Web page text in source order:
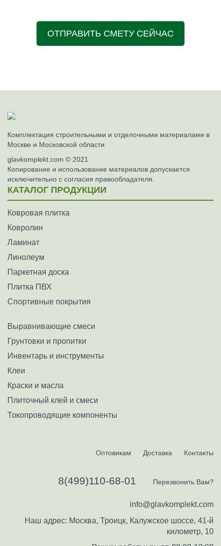
ОТПРАВИТЬ СМЕТУ СЕЙЧАС
Комплектация строительными и отделочными материалами в
Москве и Московской области
glavkomplekt.com © 2021
Копирование и использование материалов допускается
исключительно с согласия правообладателя.
КАТАЛОГ ПРОДУКЦИИ
Ковровая плитка
Ковролин
Ламинат
Линолеум
Паркетная доска
Плитка ПВХ
Спортивные покрытия
Выравнивающие смеси
Грунтовки и пропитки
Инвентарь и инструменты
Клеи
Краски и масла
Плиточный клей и смеси
Токопроводящие компоненты
Оптовикам Доставка Контакты
8(499)110-68-01 Перезвонить Вам?
info@glavkomplekt.com
Наш адрес: Москва, Троицк, Калужское шоссе, 41-й
километр, 10